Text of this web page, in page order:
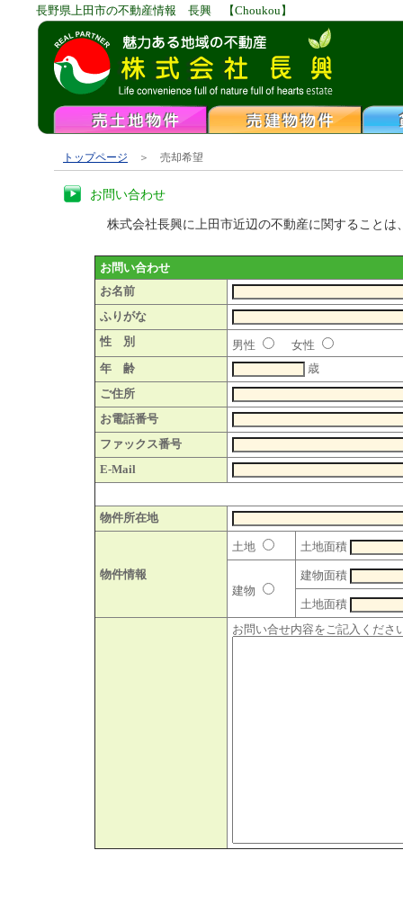
長野県上田市の不動産情報 長興 【Choukou】
トップページ ＞ 売却希望
お問い合わせ
株式会社長興に上田市近辺の不動産に関することは
お問い合わせ
お名前
ふりがな
性 別
男性
女性
年 齢
歳
ご住所
お電話番号
ファックス番号
E-Mail
物件所在地
物件情報
土地 土地面積
建物
建物面積
土地面積
お問い合せ内容をご記入くださ